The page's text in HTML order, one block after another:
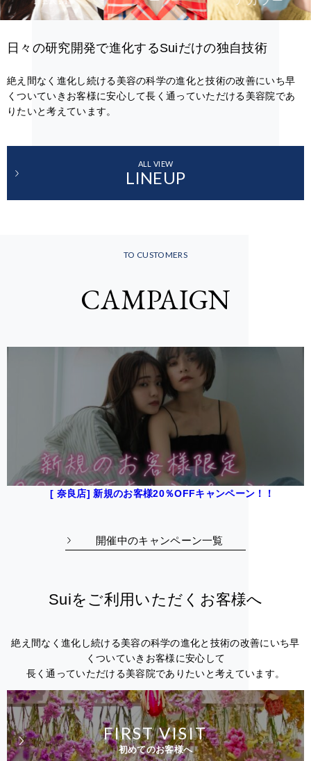
日々の研究開発で進化するSuiだけの独自技術
絶え間なく進化し続ける美容の科学の進化と技術の改善にいち早
くついていきお客様に安心して長く通っていただける美容院であ
りたいと考えています。
ALL VIEW
LINEUP
TO CUSTOMERS
CAMPAIGN
[ 奈良店] 新規のお客様20％OFFキャンペーン！！
開催中のキャンペーン一覧
Suiをご利用いただくお客様へ
絶え間なく進化し続ける美容の科学の進化と技術の改善にいち早
くついていきお客様に安心して
長く通っていただける美容院でありたいと考えています。
初めてのお客様へ
FIRST VISIT